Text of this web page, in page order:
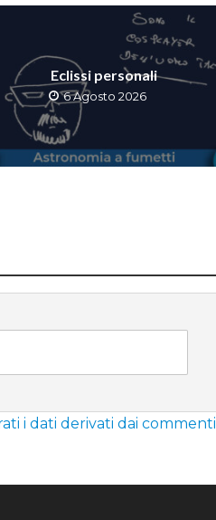
Eclissi personali
6 Agosto 2026
i dati derivati dai commenti